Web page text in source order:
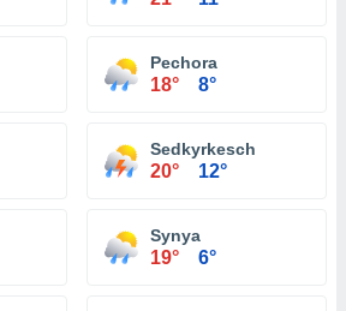
Pechora
18° 8°
Sedkyrkesch
20° 12°
Synya
19° 6°